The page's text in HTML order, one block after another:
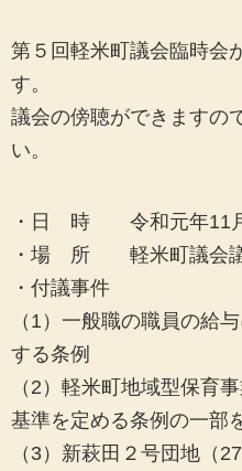
第５回軽米町議会臨時会
す。
議会の傍聴ができますの
い。
・日 時 令和元年11月
・場 所 軽米町議会
・付議事件
（1）一般職の職員の給
する条例
（2）軽米町地域型保育
基準を定める条例の一部
（3）新萩田２号団地（